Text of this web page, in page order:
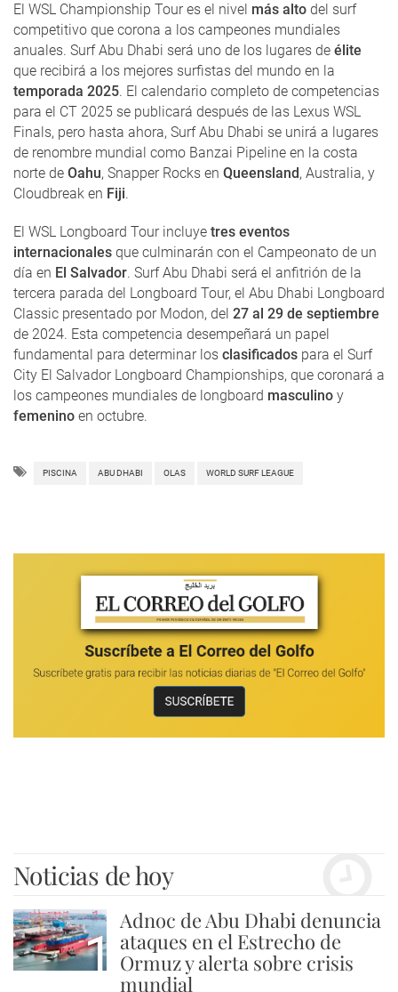
El WSL Championship Tour es el nivel más alto del surf
competitivo que corona a los campeones mundiales
anuales. Surf Abu Dhabi será uno de los lugares de élite
que recibirá a los mejores surfistas del mundo en la
temporada 2025. El calendario completo de competencias
para el CT 2025 se publicará después de las Lexus WSL
Finals, pero hasta ahora, Surf Abu Dhabi se unirá a lugares
de renombre mundial como Banzai Pipeline en la costa
norte de Oahu, Snapper Rocks en Queensland, Australia, y
Cloudbreak en Fiji.
El WSL Longboard Tour incluye tres eventos
internacionales que culminarán con el Campeonato de un
día en El Salvador. Surf Abu Dhabi será el anfitrión de la
tercera parada del Longboard Tour, el Abu Dhabi Longboard
Classic presentado por Modon, del 27 al 29 de septiembre
de 2024. Esta competencia desempeñará un papel
fundamental para determinar los clasificados para el Surf
City El Salvador Longboard Championships, que coronará a
los campeones mundiales de longboard masculino y
femenino en octubre.
PISCINA ABU DHABI OLAS WORLD SURF LEAGUE
Noticias de hoy
1
Adnoc de Abu Dhabi denuncia
ataques en el Estrecho de
Ormuz y alerta sobre crisis
mundial